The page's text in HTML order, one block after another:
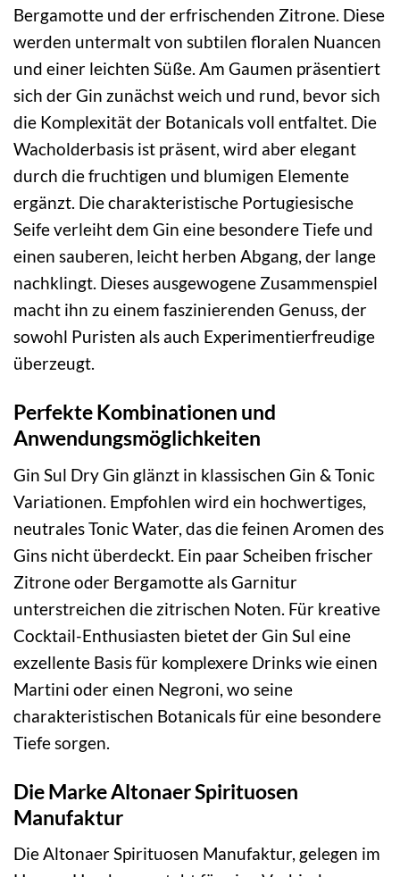
Bergamotte und der erfrischenden Zitrone. Diese
werden untermalt von subtilen floralen Nuancen
und einer leichten Süße. Am Gaumen präsentiert
sich der Gin zunächst weich und rund, bevor sich
die Komplexität der Botanicals voll entfaltet. Die
Wacholderbasis ist präsent, wird aber elegant
durch die fruchtigen und blumigen Elemente
ergänzt. Die charakteristische Portugiesische
Seife verleiht dem Gin eine besondere Tiefe und
einen sauberen, leicht herben Abgang, der lange
nachklingt. Dieses ausgewogene Zusammenspiel
macht ihn zu einem faszinierenden Genuss, der
sowohl Puristen als auch Experimentierfreudige
überzeugt.
Perfekte Kombinationen und
Anwendungsmöglichkeiten
Gin Sul Dry Gin glänzt in klassischen Gin & Tonic
Variationen. Empfohlen wird ein hochwertiges,
neutrales Tonic Water, das die feinen Aromen des
Gins nicht überdeckt. Ein paar Scheiben frischer
Zitrone oder Bergamotte als Garnitur
unterstreichen die zitrischen Noten. Für kreative
Cocktail-Enthusiasten bietet der Gin Sul eine
exzellente Basis für komplexere Drinks wie einen
Martini oder einen Negroni, wo seine
charakteristischen Botanicals für eine besondere
Tiefe sorgen.
Die Marke Altonaer Spirituosen
Manufaktur
Die Altonaer Spirituosen Manufaktur, gelegen im